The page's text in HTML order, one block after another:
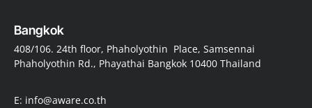
Bangkok
408/106. 24th floor, Phaholyothin Place, Samsennai
Phaholyothin Rd., Phayathai Bangkok 10400 Thailand
E: info@aware.co.th